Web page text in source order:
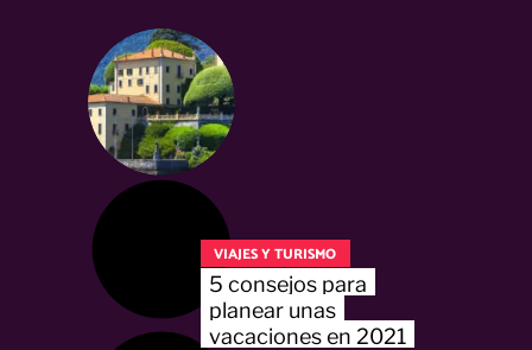
VIAJES Y TURISMO
5 consejos para
planear unas
vacaciones en 2021